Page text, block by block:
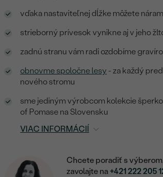
vďaka nastaviteľnej dĺžke môžete
strieborný prívesok vynikne aj v jeho
zadnú stranu vám radi ozdobíme
obnovme spoločne lesy - za každý
nového stromu
sme jediným výrobcom kolekcie
of Pomase na Slovensku
VIAC INFORMÁCIÍ
Chcete poradiť s
zavolajte na +421 222 205